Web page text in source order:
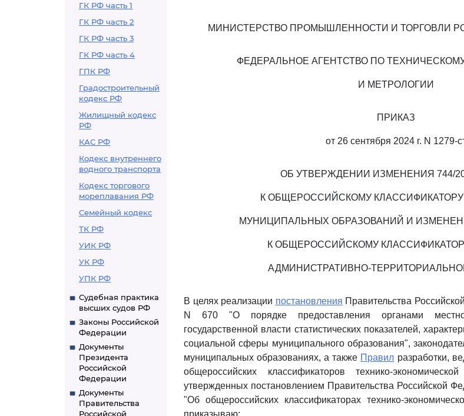
ГК РФ часть 1
ГК РФ часть 2
ГК РФ часть 3
ГК РФ часть 4
ГПК РФ
Градостроительный
кодекс РФ
Жилищный кодекс
РФ
КАС РФ
Кодекс внутреннего
водного транспорта
Кодекс торгового
мореплавания РФ
Семейный кодекс
ТК РФ
УИК РФ
УК РФ
УПК РФ
Судебная практика
высших судов РФ
Законы Российской
Федерации
Документы
Президента
Российской
Федерации
Документы
Правительства
Российской
МИНИСТЕРСТВО ПРОМЫШЛЕННОСТИ И ТОРГОВЛИ
ФЕДЕРАЛЬНОЕ АГЕНТСТВО ПО
И МЕТРОЛОГИИ
ПРИКАЗ
от 26 сентября 2024 г. N 1279-
ОБ УТВЕРЖДЕНИИ ИЗМЕНЕНИЯ 744/
К ОБЩЕРОССИЙСКОМУ
МУНИЦИПАЛЬНЫХ ОБРАЗОВАНИЙ И
К ОБЩЕРОССИЙСКОМУ
АДМИНИСТРАТИВНО-
В целях реализации постановления Правительства
N 670 "О порядке предоставления органами
государственной власти статистических показателей,
социальной сферы муниципального образования",
муниципальных образованиях, а также Правил разработки,
общероссийских классификаторов технико-
утвержденных постановлением Правительства Российской
"Об общероссийских классификаторах технико-
приказываю: